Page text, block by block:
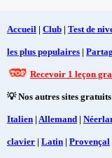
Accueil | Club | Test de
les plus populaires |
Recevoir 1 leçon
💡 Nos autres sites
Italien | Allemand |
clavier | Latin | Provençal